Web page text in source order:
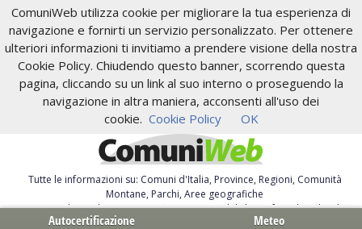
ComuniWeb utilizza cookie per migliorare la tua esperienza di
navigazione e fornirti un servizio personalizzato. Per ottenere
ulteriori informazioni ti invitiamo a prendere visione della nostra
Cookie Policy. Chiudendo questo banner, scorrendo questa
pagina, cliccando su un link al suo interno o proseguendo la
navigazione in altra maniera, acconsenti all'uso dei
cookie. Cookie Policy OK
Tutte le informazioni su: Comuni d'Italia, Province, Regioni, Comunità
Montane, Parchi, Aree geografiche
Servizi al Cittadino. Autocertificazione, moduli, leggi, free download
Autocertificazione
Meteo